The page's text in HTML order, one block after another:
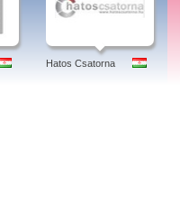
Hatos Csatorna